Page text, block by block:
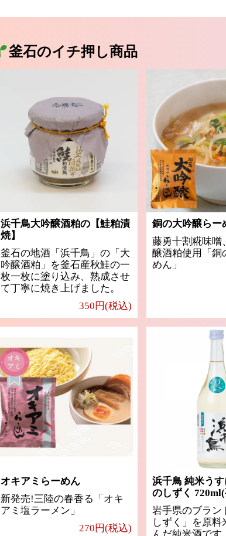
釜石のイチ押し商品
浜千鳥大吟醸酒粕の【鮭粕漬
焼】
釜石の地酒「浜千鳥」の「大
吟醸酒粕」を釜石産秋鮭の一
枚一枚に塗り込み、熟成させ
て丁寧に焼き上げました。
350円(税込)
銅の大吟醸らー
藤勇十割糀味噌
醸酒粕使用「銅
めん」
オキアミらーめん
新発売!三陸の春香る「オキ
アミ塩ラーメン」
270円(税込)
浜千鳥 純米う
のしずく
岩手県のブラン
しずく」を原料